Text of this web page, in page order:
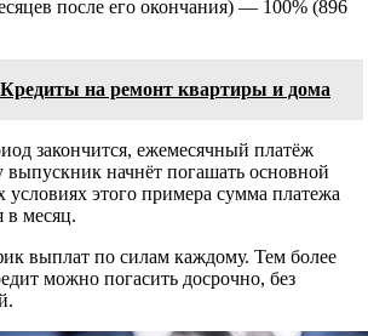
после его окончания) — 100% (896
Кредиты на ремонт квартиры и дома
закончится, ежемесячный платёж
выпускник начнёт погашать основной
условиях этого примера сумма платежа
в месяц.
выплат по силам каждому. Тем более
можно погасить досрочно, без